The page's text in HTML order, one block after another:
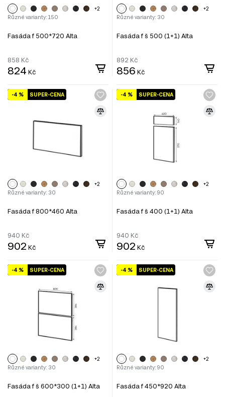
+2
Různé varianty: 150
Fasáda f 500*720 Alta
858 Kč
824 Kč
+2
Různé varianty: 30
Fasáda f š 500 (1+1) Alta
892 Kč
856 Kč
SUPER-CENA
-4 %
+2
Různé varianty: 30
Fasáda f 800*460 Alta
940 Kč
902 Kč
SUPER-CENA
-4 %
+2
Různé varianty: 90
Fasáda f š 400 (1+1) Alta
940 Kč
902 Kč
SUPER-CENA
-4 %
+2
Různé varianty: 30
Fasáda f š 600*300 (1+1) Alta
SUPER-CENA
-4 %
+2
Různé varianty: 90
Fasáda f 450*920 Alta